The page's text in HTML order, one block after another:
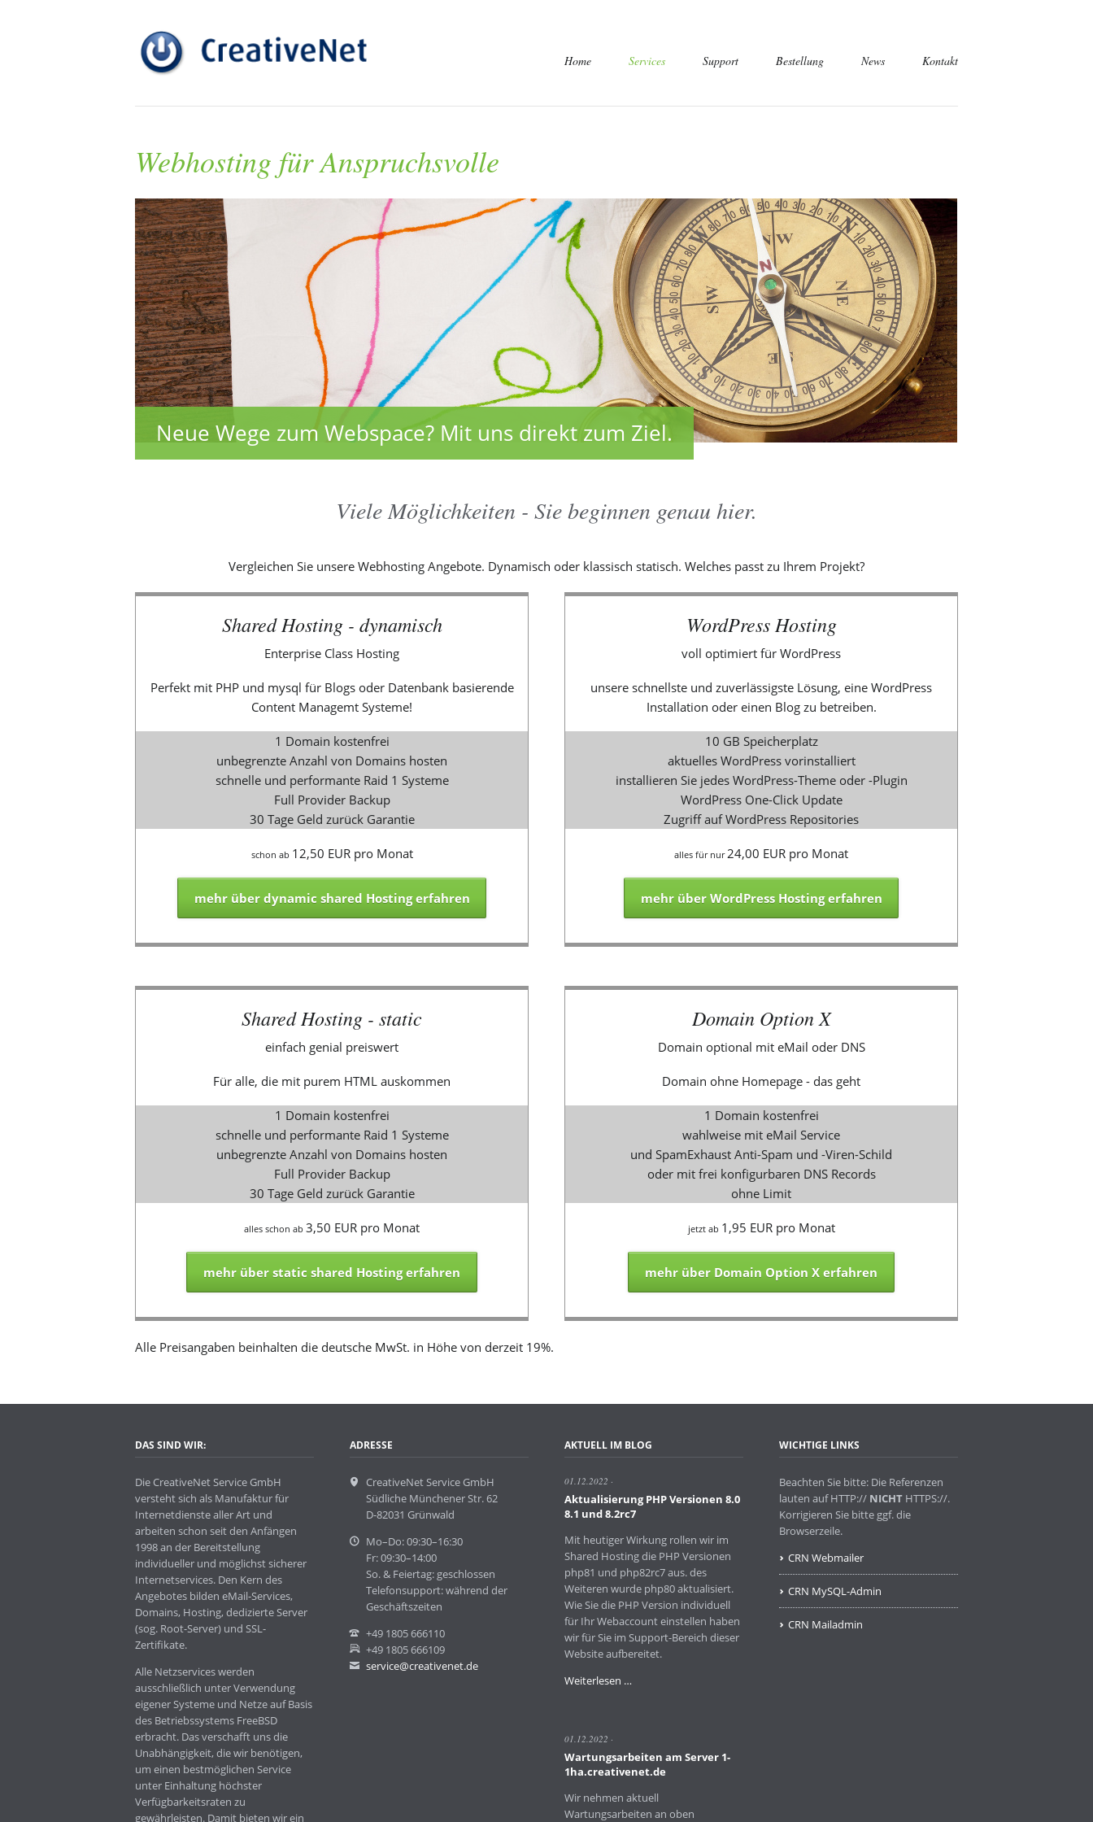
Navigation
Home Services
Domain Tools
WordPress Hosting
Shared Hosting Dynamisch
Shared Hosting Statisch
Domain OPTION X
Support Bestellung News Kontakt
Webhosting für Anspruchsvolle
Neue Wege zum Webspace? Mit uns direkt zum Ziel.
Viele Möglichkeiten - Sie beginnen genau hier.
Vergleichen Sie unsere Webhosting Angebote. Dynamisch oder klassisch statisch. Welches passt zu Ihrem Projekt?
Shared Hosting - dynamisch
Enterprise Class Hosting
Perfekt mit PHP und mysql für Blogs oder Datenbank basierende
Content Managemt Systeme!
1 Domain kostenfrei
unbegrenzte Anzahl von Domains hosten
schnelle und performante Raid 1 Systeme
Full Provider Backup
30 Tage Geld zurück Garantie
schon ab 12,50 EUR pro Monat
mehr über dynamic shared Hosting erfahren
WordPress Hosting
voll optimiert für WordPress
unsere schnellste und zuverlässigste Lösung, eine WordPress
Installation oder einen Blog zu betreiben.
10 GB Speicherplatz
aktuelles WordPress vorinstalliert
installieren Sie jedes WordPress-Theme oder -Plugin
WordPress One-Click Update
Zugriff auf WordPress Repositories
alles für nur24,00 EUR pro Monat
mehr über WordPress Hosting erfahren
Shared Hosting - static
einfach genial preiswert
Für alle, die mit purem HTML auskommen
1 Domain kostenfrei
schnelle und performante Raid 1 Systeme
unbegrenzte Anzahl von Domains hosten
Full Provider Backup
30 Tage Geld zurück Garantie
alles schon ab 3,50 EUR pro Monat
mehr über static shared Hosting erfahren
Domain Option X
Domain optional mit eMail oder DNS
Domain ohne Homepage - das geht
1 Domain kostenfrei
wahlweise mit eMail Service
und SpamExhaust Anti-Spam und -Viren-Schild
oder mit frei konfigurbaren DNS Records
ohne Limit
jetzt ab 1,95 EUR pro Monat
mehr über Domain Option X erfahren
Alle Preisangaben beinhalten die deutsche MwSt. in Höhe von derzeit 19%.
DAS SIND WIR:
Die CreativeNet Service GmbH
versteht sich als Manufaktur für
Internetdienste aller Art und
arbeiten schon seit den Anfängen
1998 an der Bereitstellung
individueller und möglichst sicherer
Internetservices. Den Kern des
Angebotes bilden eMail-Services,
Domains, Hosting, dedizierte Server
(sog. Root-Server) und SSL-
Zertifikate.
Alle Netzservices werden
ausschließlich unter Verwendung
eigener Systeme und Netze auf Basis
des Betriebssystems FreeBSD
erbracht. Das verschafft uns die
Unabhängigkeit, die wir benötigen,
um einen bestmöglichen Service
unter Einhaltung höchster
Verfügbarkeitsraten zu
gewährleisten. Damit bieten wir ein
ADRESSE
CreativeNet Service GmbH
Südliche Münchener Str. 62
D-82031 Grünwald
Mo–Do: 09:30–16:30
Fr: 09:30–14:00
So. & Feiertag: geschlossen
Telefonsupport: während der
Geschäftszeiten
+49 1805 666110
+49 1805 666109
service@creativenet.de
AKTUELL IM BLOG
01.12.2022
Aktualisierung PHP Versionen 8.0
8.1 und 8.2rc7
Mit heutiger Wirkung rollen wir im
Shared Hosting die PHP Versionen
php81 und php82rc7 aus. des
Weiteren wurde php80 aktualisiert.
Wie Sie die PHP Version individuell
für Ihr Webaccount einstellen haben
wir für Sie im Support-Bereich dieser
Website aufbereitet.
Weiterlesen …
und
8.2rc7
01.12.2022
Wartungsarbeiten am Server 1-
1ha.creativenet.de
Wir nehmen aktuell
Wartungsarbeiten an oben
WICHTIGE LINKS
Beachten Sie bitte: Die Referenzen
lauten auf HTTP:// NICHT HTTPS://.
Korrigieren Sie bitte ggf. die
Browserzeile.
CRN Webmailer
CRN MySQL-Admin
CRN Mailadmin